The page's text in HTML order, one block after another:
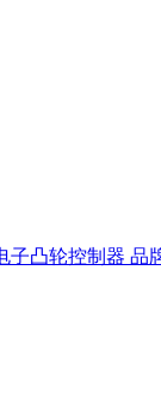
子凸轮控制器 品